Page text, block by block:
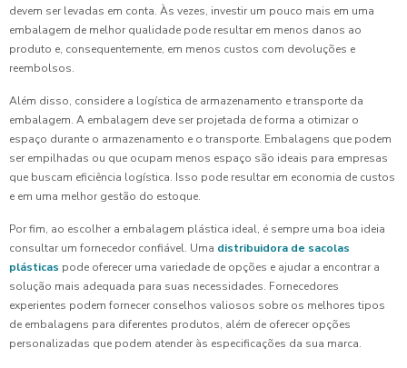
devem ser levadas em conta. Às vezes, investir um pouco mais em uma
embalagem de melhor qualidade pode resultar em menos danos ao
produto e, consequentemente, em menos custos com devoluções e
reembolsos.
Além disso, considere a logística de armazenamento e transporte da
embalagem. A embalagem deve ser projetada de forma a otimizar o
espaço durante o armazenamento e o transporte. Embalagens que podem
ser empilhadas ou que ocupam menos espaço são ideais para empresas
que buscam eficiência logística. Isso pode resultar em economia de custos
e em uma melhor gestão do estoque.
Por fim, ao escolher a embalagem plástica ideal, é sempre uma boa ideia
consultar um fornecedor confiável. Uma distribuidora de sacolas
plásticas pode oferecer uma variedade de opções e ajudar a encontrar a
solução mais adequada para suas necessidades. Fornecedores
experientes podem fornecer conselhos valiosos sobre os melhores tipos
de embalagens para diferentes produtos, além de oferecer opções
personalizadas que podem atender às especificações da sua marca.